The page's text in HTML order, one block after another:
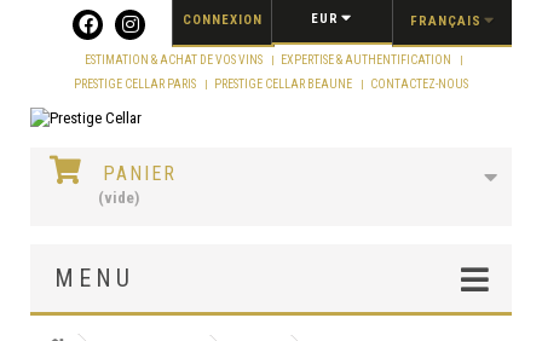
FRANÇAIS
EUR
CONNEXION
ESTIMATION & ACHAT DE VOS VINS
EXPERTISE & AUTHENTIFICATION
PRESTIGE CELLAR PARIS
PRESTIGE CELLAR BEAUNE CONTACTEZ-NOUS
PANIER
(vide)
MENU
Panneau de gestion des cookies